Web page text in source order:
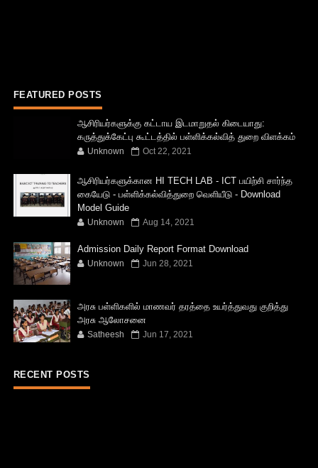
FEATURED POSTS
ஆசிரியர்களுக்கு கட்டாய இடமாறுதல் கிடையாது:
கருத்துக்கேட்பு கூட்டத்தில் பள்ளிக்கல்வித் துறை விளக்கம்
Unknown Oct 22, 2021
ஆசிரியர்களுக்கான HI TECH LAB - ICT பயிற்சி சார்ந்த
கையேடு - பள்ளிக்கல்வித்துறை வெளியீடு - Download
Model Guide
Unknown Aug 14, 2021
Admission Daily Report Format Download
Unknown Jun 28, 2021
அரசு பள்ளிகளில் மாணவர் தரத்தை உயர்த்துவது குறித்து
அரசு ஆலோசனை
Satheesh Jun 17, 2021
RECENT POSTS